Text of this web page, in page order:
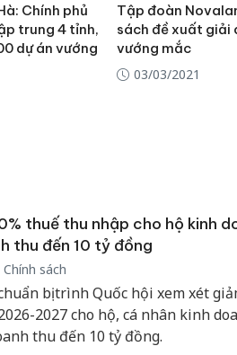
Chính phủ
trung 4 tỉnh,
dự án vướng
Tập đoàn
sách đề xuất giải
vướng mắc
03/03/2021
thuế thu nhập cho hộ kinh
thu đến 10 tỷ đồng
Chính sách
bị trình Quốc hội xem xét
2027 cho hộ, cá nhân kinh
thu đến 10 tỷ đồng.